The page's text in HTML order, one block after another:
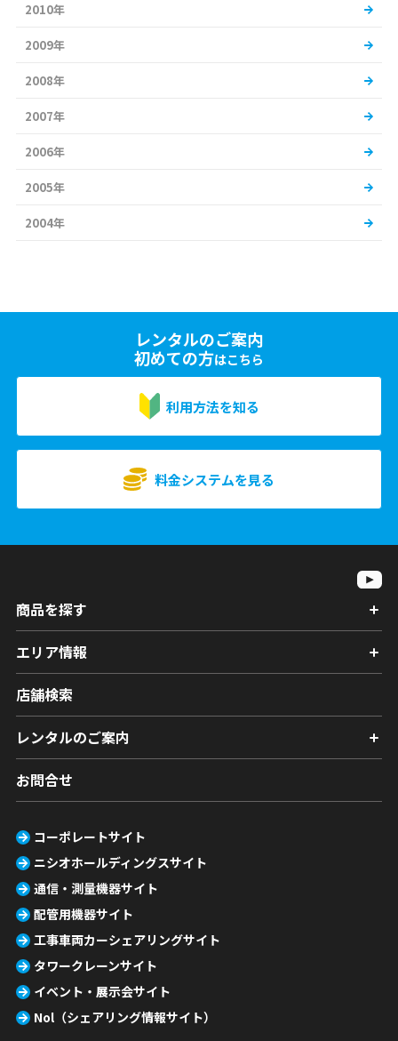
2010年
2009年
2008年
2007年
2006年
2005年
2004年
レンタルのご案内
初めての方はこちら
利用方法を知る
料金システムを見る
商品を探す
エリア情報
店舗検索
レンタルのご案内
お問合せ
コーポレートサイト
ニシオホールディングスサイト
通信・測量機器サイト
配管用機器サイト
工事車両カーシェアリングサイト
タワークレーンサイト
イベント・展示会サイト
Nol（シェアリング情報サイト）